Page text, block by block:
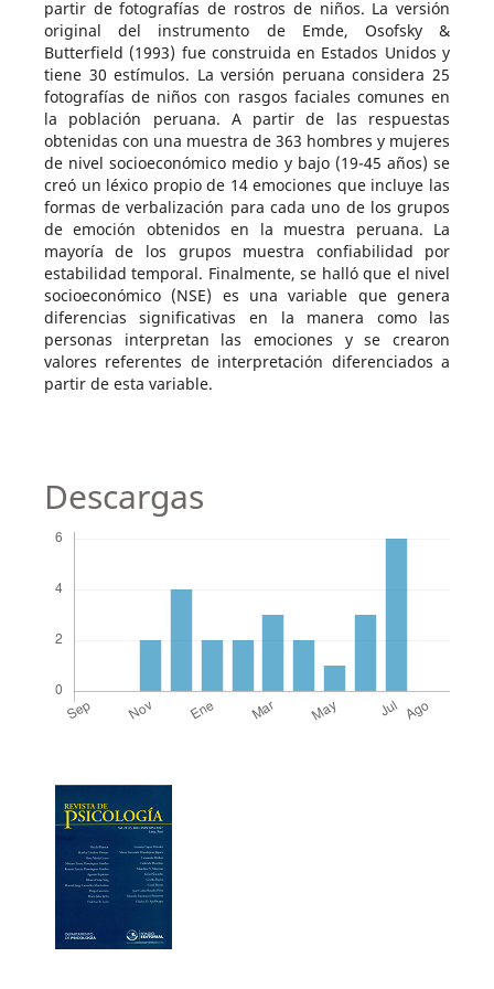
partir de fotografías de rostros de niños. La versión
original del instrumento de Emde, Osofsky &
Butterfield (1993) fue construida en Estados Unidos y
tiene 30 estímulos. La versión peruana considera 25
fotografías de niños con rasgos faciales comunes en
la población peruana. A partir de las respuestas
obtenidas con una muestra de 363 hombres y mujeres
de nivel socioeconómico medio y bajo (19-45 años) se
creó un léxico propio de 14 emociones que incluye las
formas de verbalización para cada uno de los grupos
de emoción obtenidos en la muestra peruana. La
mayoría de los grupos muestra confiabilidad por
estabilidad temporal. Finalmente, se halló que el nivel
socioeconómico (NSE) es una variable que genera
diferencias significativas en la manera como las
personas interpretan las emociones y se crearon
valores referentes de interpretación diferenciados a
partir de esta variable.
Descargas